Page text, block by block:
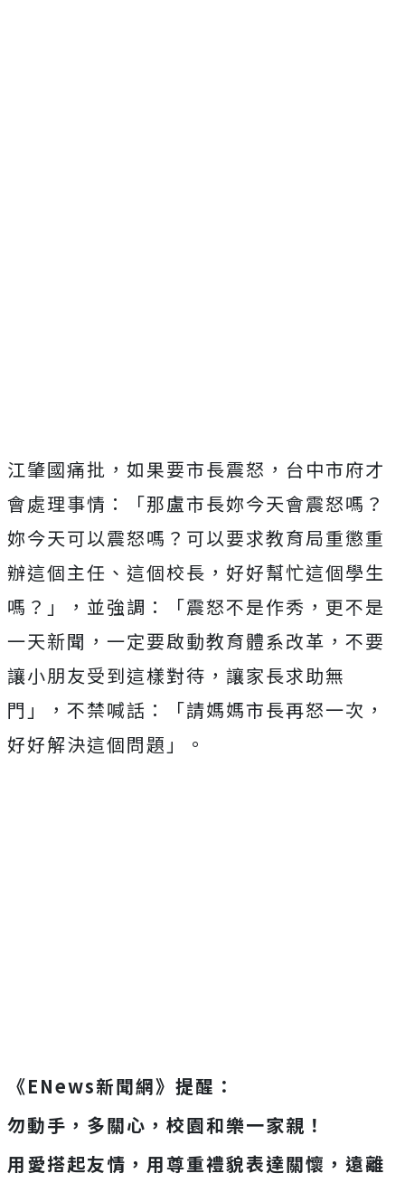
江肇國痛批，如果要市長震怒，台中市府才
會處理事情：「那盧市長妳今天會震怒嗎？
妳今天可以震怒嗎？可以要求教育局重懲重
辦這個主任、這個校長，好好幫忙這個學生
嗎？」，並強調：「震怒不是作秀，更不是
一天新聞，一定要啟動教育體系改革，不要
讓小朋友受到這樣對待，讓家長求助無
門」，不禁喊話：「請媽媽市長再怒一次，
好好解決這個問題」。
《ENews新聞網》提醒：
勿動手，多關心，校園和樂一家親！
用愛搭起友情，用尊重禮貌表達關懷，遠離